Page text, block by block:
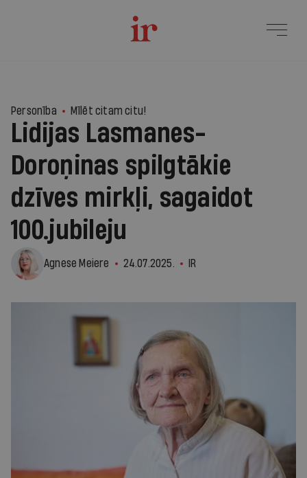
Personība Mīlēt citam citu!
Lidijas Lasmanes-
Doroņinas spilgtākie
dzīves mirkļi, sagaidot
100.jubileju
Agnese Meiere 24.07.2025. IR